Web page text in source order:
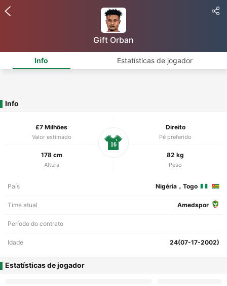
Gift Orban
Info Estatísticas de jogador
Info
£7 Milhões
Valor estimado
Direito
Pé preferido
178 cm
Altura
82 kg
Peso
16
País Nigéria，Togo
Time atual Amedspor
Período do contrato
Idade 24(07-17-2002)
Estatísticas de jogador